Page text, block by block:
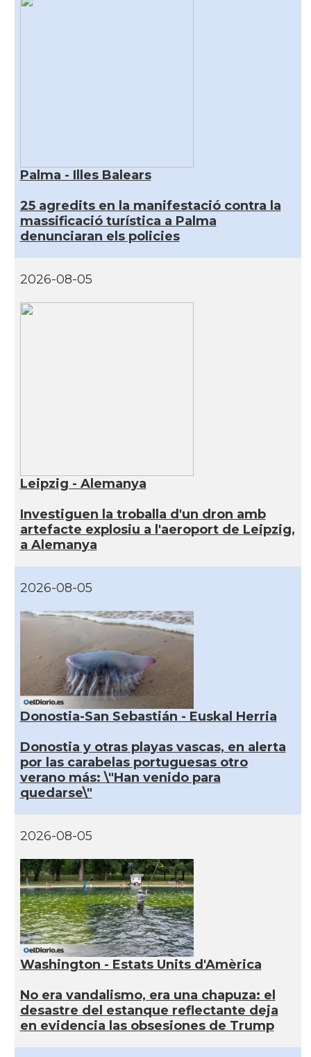
Palma - Illes Balears
25 agredits en la manifestació contra la
massificació turística a Palma
denunciaran els policies
2026-08-05
Leipzig - Alemanya
Investiguen la troballa d'un dron amb
artefacte explosiu a l'aeroport de Leipzig,
a Alemanya
2026-08-05
Donostia-San Sebastián - Euskal Herria
Donostia y otras playas vascas, en alerta
por las carabelas portuguesas otro
verano más: \"Han venido para
quedarse\"
2026-08-05
Washington - Estats Units d'Amèrica
No era vandalismo, era una chapuza: el
desastre del estanque reflectante deja
en evidencia las obsesiones de Trump